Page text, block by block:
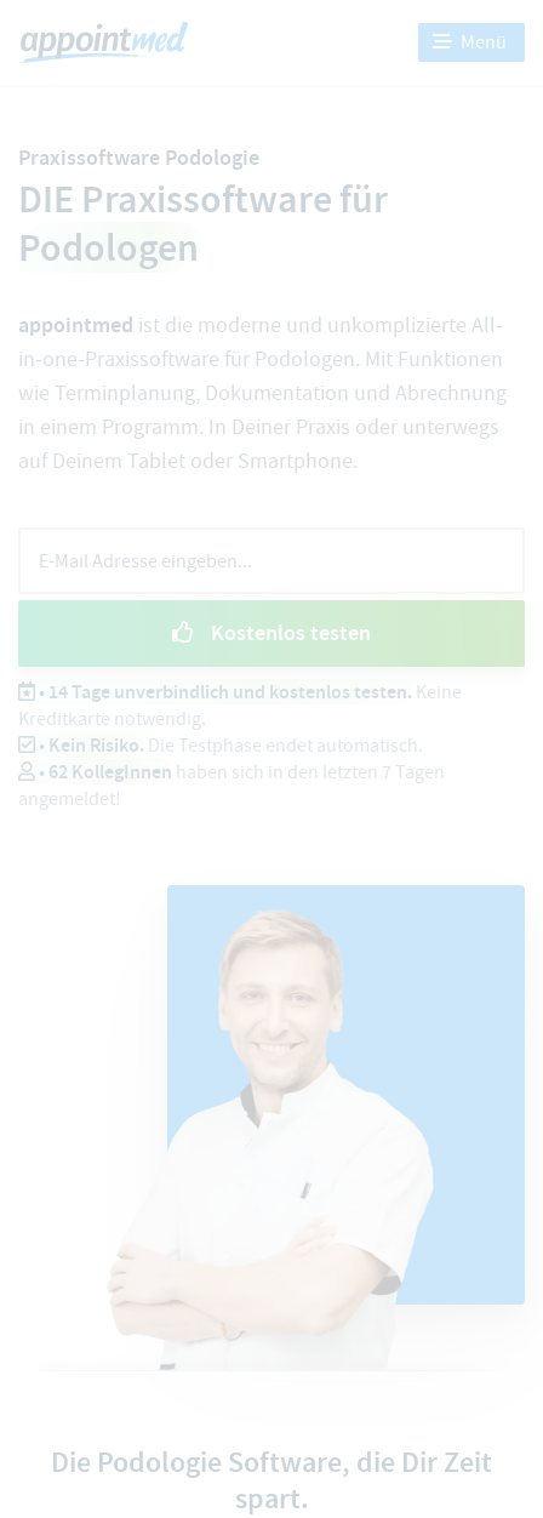
Menü
Praxissoftware Podologie
DIE Praxissoftware für
Podologen
appointmed ist die moderne und unkomplizierte All-
in-one-Praxissoftware für Podologen. Mit Funktionen
wie Terminplanung, Dokumentation und Abrechnung
in einem Programm. In Deiner Praxis oder unterwegs
auf Deinem Tablet oder Smartphone.
Kostenlos testen
• 14 Tage unverbindlich und kostenlos testen. Keine
Kreditkarte notwendig.
• Kein Risiko. Die Testphase endet automatisch.
• 62 KollegInnen haben sich in den letzten 7 Tagen
angemeldet!
Die Podologie Software, die Dir Zeit
spart.